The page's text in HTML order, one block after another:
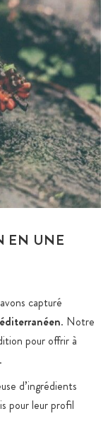
EN UNE
capturé
. Notre
pour offrir à
d’ingrédients
pour leur profil